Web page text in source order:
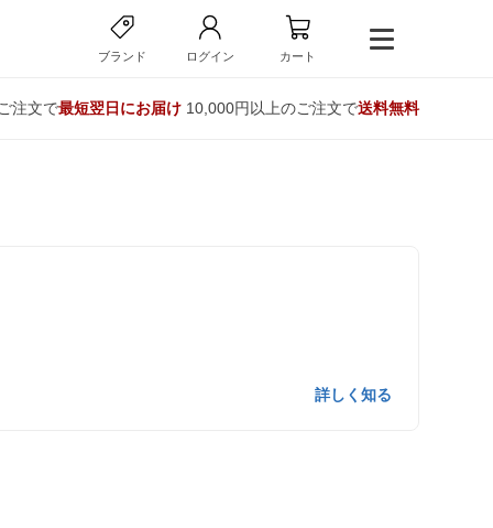
ブランド ログイン カート
注文で最短翌日にお届け10,000円以上のご注文で送料無料
詳しく知る